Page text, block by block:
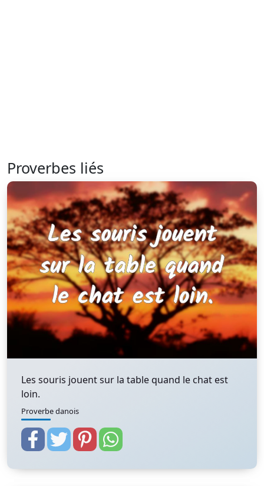
Proverbes liés
Les souris jouent sur la table quand le chat est
loin.
Proverbe danois